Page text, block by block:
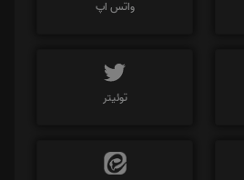
واتس اپ
توئیتر